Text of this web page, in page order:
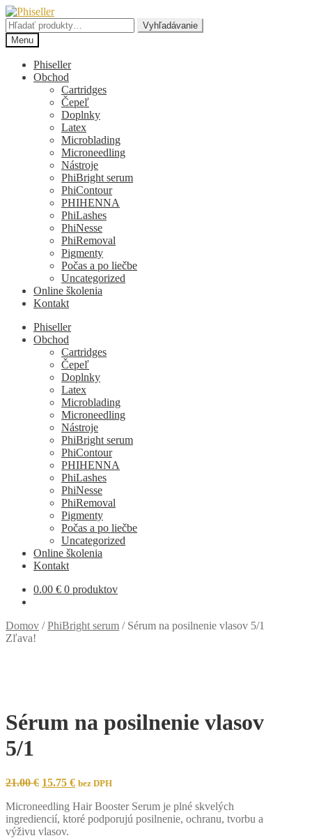
Preskočiť
na
navigáciu
Preskočiť
na
obsah
Hľadať:
Vyhľadávanie
Menu
Phiseller
Obchod
Cartridges
Čepeľ
Doplnky
Latex
Microblading
Microneedling
Nástroje
PhiBright serum
PhiContour
PHIHENNA
PhiLashes
PhiNesse
PhiRemoval
Pigmenty
Počas a po liečbe
Uncategorized
Online školenia
Kontakt
Phiseller
Obchod
Cartridges
Čepeľ
Doplnky
Latex
Microblading
Microneedling
Nástroje
PhiBright serum
PhiContour
PHIHENNA
PhiLashes
PhiNesse
PhiRemoval
Pigmenty
Počas a po liečbe
Uncategorized
Online školenia
Kontakt
0.00 € 0 produktov
Domov /PhiBright serum / Sérum na posilnenie vlasov 5/1
Zľava!
Sérum na posilnenie vlasov
5/1
21.00€ Original
was:
21.00 €.
15.75 €Current
is:
15.75 €.
bez DPH
Microneedling Hair Booster Serum je plné skvelých
ingrediencií, ktoré podporujú posilnenie, ochranu, tvorbu a
výživu vlasov.